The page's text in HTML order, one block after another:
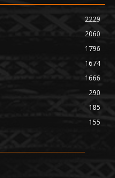
2229
2060
1796
1674
1666
290
185
155